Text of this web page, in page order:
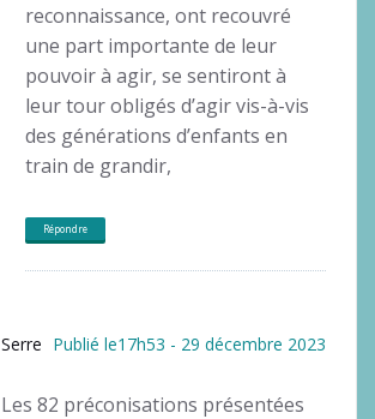
reconnaissance, ont recouvré
une part importante de leur
pouvoir à agir, se sentiront à
leur tour obligés d’agir vis-à-vis
des générations d’enfants en
train de grandir,
Répondre
Serre Publié le17h53 - 29 décembre 2023
Les 82 préconisations présentées